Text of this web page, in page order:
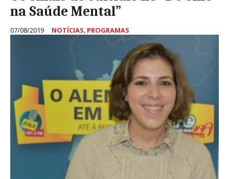
na Saúde Mental”
07/08/2019 NOTÍCIAS, PROGRAMAS